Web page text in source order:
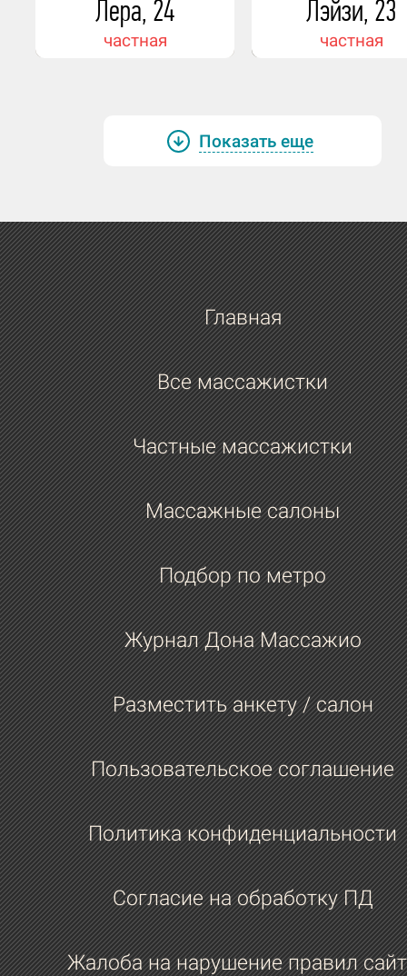
коронное блюдо?
Да. Паста карбонара.
любимый напиток, коктейль?
ли чем-то сейчас, может занималась
то серьезно раньше?
Нет. Не занималась и не занимаюсь.
Водишь ли ты машину?
Нет.
Если тебя везут, ты любишь быструю
адреналин, или аккуратно и по
Аккуратно, по правилам.
Есть ли любимое место для
или может где-то желаешь побывать
будущем?
Да, в Японии.
Любимые фильмы, сериалы? Может,
то запомнилось из последнего? Жанр
какой-то?
Ужасы.
Какого известного актера или
музыкального исполнителя ты хотела
видеть у тебя в гостях на массаже?
Кендрик Ламар.
Книга, которую ты с удовольствием
перечитать или порекомендовать?
Лера, 24
частная
Лэйзи, 23
частная
Показать еще
Главная
Все массажистки
Частные массажистки
Массажные салоны
Подбор по метро
Журнал Дона Массажио
Разместить анкету / салон
Пользовательское соглашение
Политика конфиденциальности
Согласие на обработку ПД
Жалоба на нарушение правил